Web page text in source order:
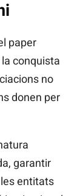
paper
conquista
no
donen per
garantir
entitats